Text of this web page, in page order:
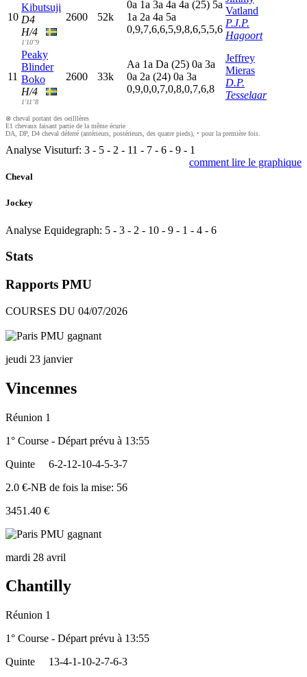
10
Kibutsuji
D4
H/4
1'10"9
2600 52k
0a 1a 3a 4a 4a (25) 5a
1a 2a 4a 5a
0,9,7,6,6,5,9,8,6,5,5,6
Vatland
P.J.P.
Hagoort
11
Peaky
Blinder
Boko
H/4
1'11"8
2600 33k
Aa 1a Da (25) 0a 3a
0a 2a (24) 0a 3a
0,9,0,0,7,0,8,0,7,6,8
Jeffrey
Mieras
D.P.
Tesselaar
⊗ cheval portant des oeilllères
E1 chevaux faisant partie de la même écurie
DA, DP, D4 cheval déferré (antérieurs, postérieurs, des quatre pieds), • pour la première fois.
Analyse Visuturf: 3 - 5 - 2 - 11 - 7 - 6 - 9 - 1
comment lire le graphique
Cheval
Jockey
Analyse Equidegraph: 5 - 3 - 2 - 10 - 9 - 1 - 4 - 6
Stats
Rapports PMU
COURSES DU 04/07/2026
jeudi 23 janvier
Vincennes
Réunion 1
1° Course - Départ prévu à 13:55
Quinte
6-2-12-10-4-5-3-7
2.0 €-NB de fois la mise: 56
3451.40 €
mardi 28 avril
Chantilly
Réunion 1
1° Course - Départ prévu à 13:55
Quinte
13-4-1-10-2-7-6-3